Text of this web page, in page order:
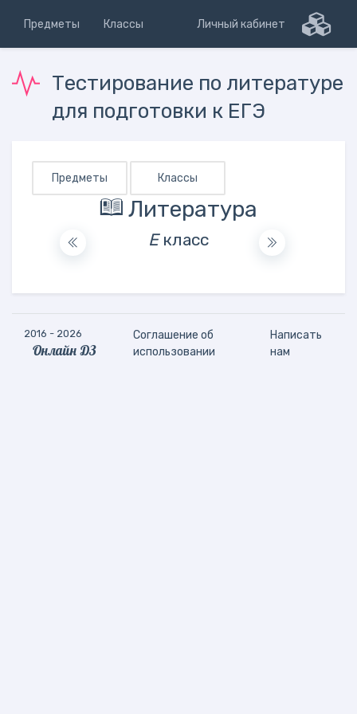
Предметы Классы Личный кабинет
Тестирование по литературе
для подготовки к ЕГЭ
Предметы Классы
Литература
Екласс
2016 - 2026
Онлайн ДЗ
Соглашение об
использовании
Написать
нам